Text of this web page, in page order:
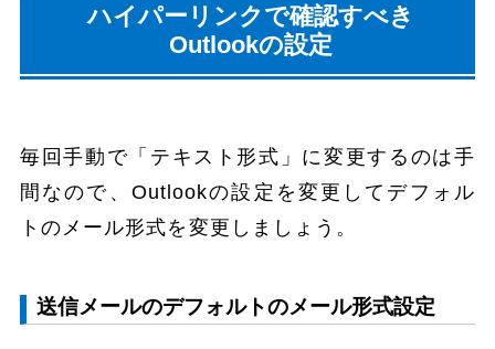
ハイパーリンクで確認すべき
Outlookの設定
毎回手動で「テキスト形式」に変更するのは手
間なので、Outlookの設定を変更してデフォル
トのメール形式を変更しましょう。
送信メールのデフォルトのメール形式設定